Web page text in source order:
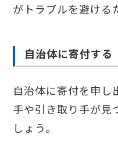
がトラブルを避ける
自治体に寄付する
自治体に寄付を申し
手や引き取り手が見
しょう。